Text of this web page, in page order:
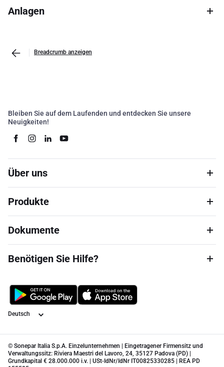
Anlagen
Breadcrumb anzeigen
Bleiben Sie auf dem Laufenden und entdecken Sie unsere
Neuigkeiten!
Über uns
Produkte
Dokumente
Benötigen Sie Hilfe?
Sprache
© Sonepar Italia S.p.A. Einzelunternehmen | Eingetragener Firmensitz und
Verwaltungssitz: Riviera Maestri del Lavoro, 24, 35127 Padova (PD) |
Grundkapital € 28.000.000 i.v. | USt-IdNr/IdNr IT00825330285 | REA PD